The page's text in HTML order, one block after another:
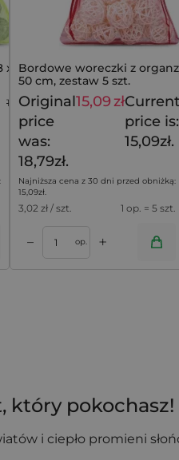
x 10
11,99 zł
Bordowe woreczki z
50 cm, zestaw 5 szt.
Original
price
was:
18,79zł.
15,09złCurrent
price is:
15,09zł.
Najniższa cena z 30 dni przed obniżką:
15,09zł.
3,02 zł / szt. 1 op. = 5 szt.
– op. +
Dodaj do koszyka
który pokochasz!
i ciepło promieni